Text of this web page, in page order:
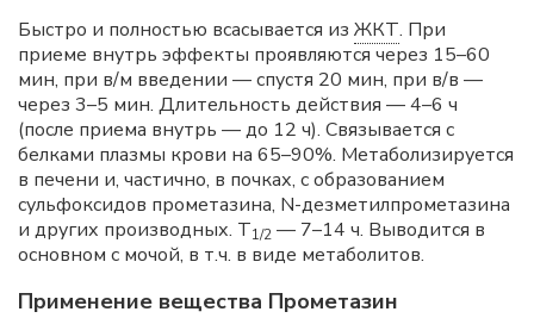
Быстро и полностью всасывается из ЖКТ. При
приеме внутрь эффекты проявляются через 15–60
мин, при в/м введении — спустя 20 мин, при в/в —
через 3–5 мин. Длительность действия — 4–6 ч
(после приема внутрь — до 12 ч). Связывается с
белками плазмы крови на 65–90%. Метаболизируется
в печени и, частично, в почках, с образованием
сульфоксидов прометазина, N-дезметилпрометазина
и других производных. T1/2 — 7–14 ч. Выводится в
основном с мочой, в т.ч. в виде метаболитов.
Применение вещества Прометазин